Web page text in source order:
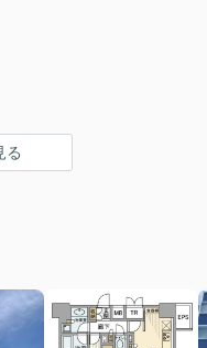
る